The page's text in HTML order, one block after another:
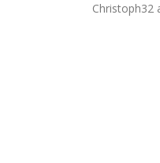
Christoph32